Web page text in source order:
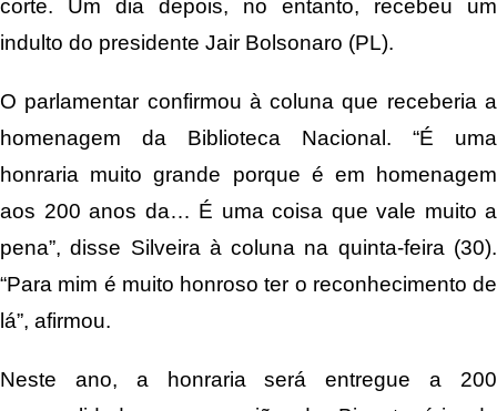
corte. Um dia depois, no entanto, recebeu um
indulto do presidente Jair Bolsonaro (PL).
O parlamentar confirmou à coluna que receberia a
homenagem da Biblioteca Nacional. “É uma
honraria muito grande porque é em homenagem
aos 200 anos da… É uma coisa que vale muito a
pena”, disse Silveira à coluna na quinta-feira (30).
“Para mim é muito honroso ter o reconhecimento de
lá”, afirmou.
Neste ano, a honraria será entregue a 200